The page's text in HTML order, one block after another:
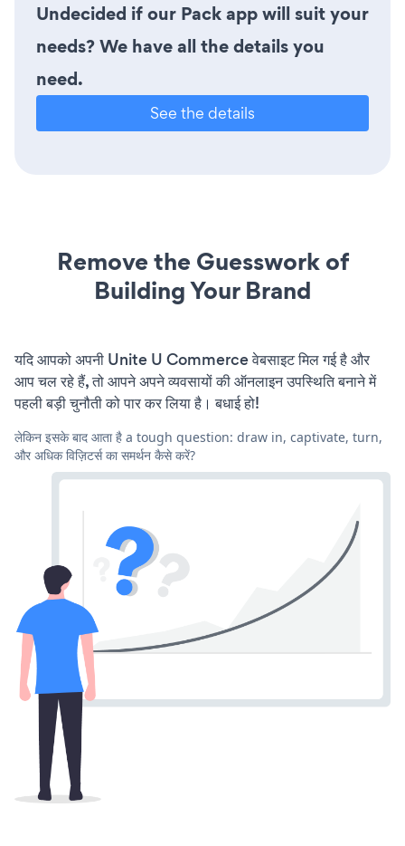
Undecided if our Pack app will suit your
needs? We have all the details you
need.
See the details
Remove the Guesswork of
Building Your Brand
यदि आपको अपनी Unite U Commerce वेबसाइट मिल गई है और
आप चल रहे हैं, तो आपने अपने व्यवसायों की ऑनलाइन उपस्थिति बनाने में
पहली बड़ी चुनौती को पार कर लिया है। बधाई हो!
लेकिन इसके बाद आता है a tough question: draw in, captivate, turn,
और अधिक विज़िटर्स का समर्थन कैसे करें?